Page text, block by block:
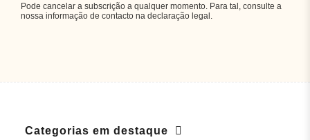
Pode cancelar a subscrição a qualquer momento. Para tal, consulte a
nossa informação de contacto na declaração legal.
Categorias em destaque